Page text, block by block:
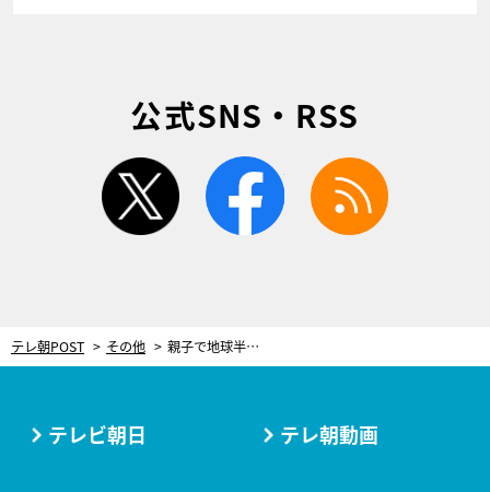
公式SNS・RSS
twitter facebook
テレ朝POST その他 親子で地球半周！28000キロの大航海を経て「親子という関係が今は友達になりました」
テレビ朝日 テレ朝動画